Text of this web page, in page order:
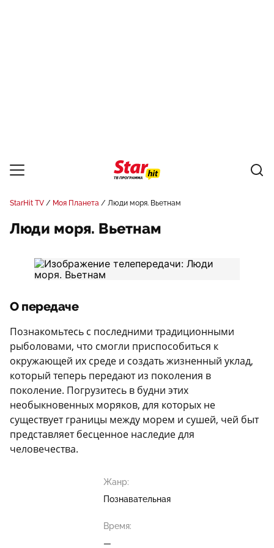
StarHit TV Моя Планета Люди моря. Вьетнам
Люди моря. Вьетнам
О передаче
Познакомьтесь с последними традиционными
рыболовами, что смогли приспособиться к
окружающей их среде и создать жизненный уклад,
который теперь передают из поколения в
поколение. Погрузитесь в будни этих
необыкновенных моряков, для которых не
существует границы между морем и сушей, чей быт
представляет бесценное наследие для
человечества.
Жанр:
Познавательная
Время:
—